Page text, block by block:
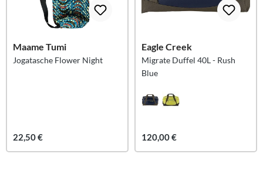
Maame Tumi
Jogatasche Flower Night
22,50 €
Eagle Creek
Migrate Duffel 40L - Rush
Blue
120,00 €